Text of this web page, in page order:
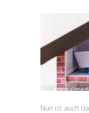
Nun ist auch